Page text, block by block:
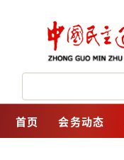
首页 会务动态